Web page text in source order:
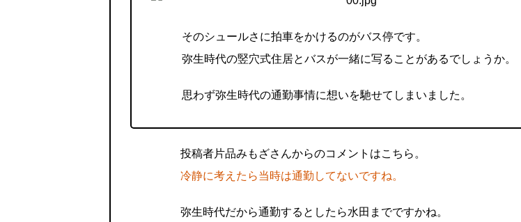
そのシュールさに拍車をかけるのがバス停です。
弥生時代の竪穴式住居とバスが一緒に写ることがあるでしょうか。
思わず弥生時代の通勤事情に想いを馳せてしまいました。
投稿者片品みもざさんからのコメントはこちら。
冷静に考えたら当時は通勤してないですね。
弥生時代だから通勤するとしたら水田までですかね。